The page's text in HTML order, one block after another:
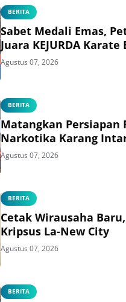
BERITA
Sabet Medali Emas,
Juara KEJURDA
Agustus 07, 2026
BERITA
Matangkan Persiapan
Narkotika Karang
Agustus 07, 2026
BERITA
Cetak Wirausaha
Kripsus La-New City
Agustus 07, 2026
BERITA